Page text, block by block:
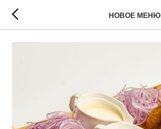
НОВОЕ МЕНЮ